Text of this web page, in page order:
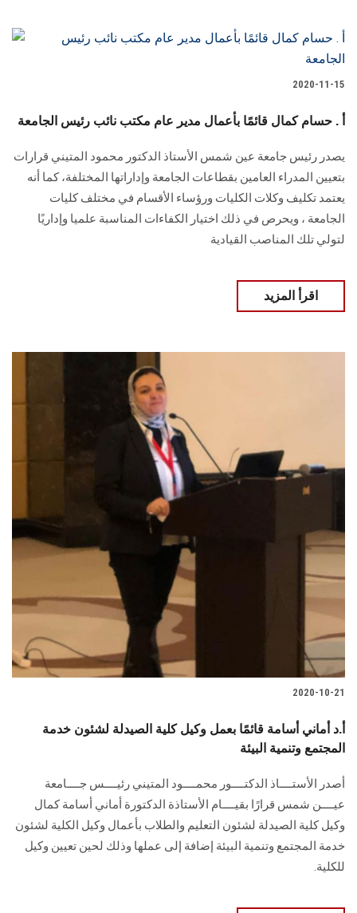
2020-11-15
أ . حسام كمال قائمًا بأعمال مدير عام مكتب نائب رئيس الجامعة
يصدر رئيس جامعة عين شمس الأستاذ الدكتور محمود المتيني قرارات
بتعيين المدراء العامين بقطاعات الجامعة وإداراتها المختلفة، كما أنه
يعتمد تكليف وكلات الكليات ورؤساء الأقسام في مختلف كليات
الجامعة ، ويحرص في ذلك اختيار الكفاءات المناسبة علميا وإداريًا
لتولي تلك المناصب القيادية
اقرأ المزيد
2020-10-21
أ.د أماني أسامة قائمًا بعمل وكيل كلية الصيدلة لشئون خدمة
المجتمع وتنمية البيئة
أصدر الأستــــاذ الدكتــــور محمــــود المتيني رئيــــس جــــامعة
عيــــن شمس قرارًا بقيــــام الأستاذة الدكتورة أماني أسامة كمال
وكيل كلية الصيدلة لشئون التعليم والطلاب بأعمال وكيل الكلية لشئون
خدمة المجتمع وتنمية البيئة إضافة إلى عملها وذلك لحين تعيين وكيل
للكلية.